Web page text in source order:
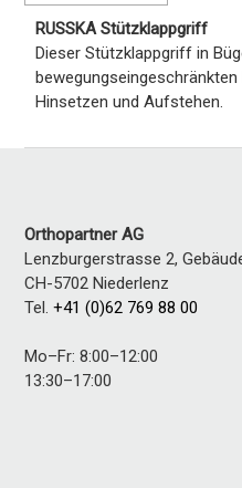
RUSSKA Stützklappgriff
Dieser Stützklappgriff in
Hinsetzen und Aufstehen.
Orthopartner AG
Lenzburgerstrasse 2,
CH-5702 Niederlenz
Tel.+41 (0)62 769 88 00
Mo–Fr: 8:00–12:00
13:30–17:00